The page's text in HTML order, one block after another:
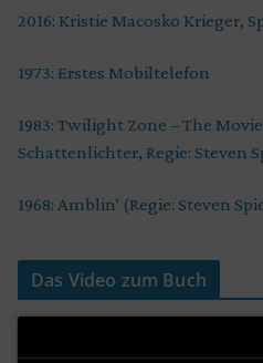
2016: Kristie Macosko Krieger,
1973: Erstes Mobiltelefon
1983: Twilight Zone – The
Schattenlichter, Regie: Steven
1968: Amblin‘ (Regie: Steven
Das Video zum Buch